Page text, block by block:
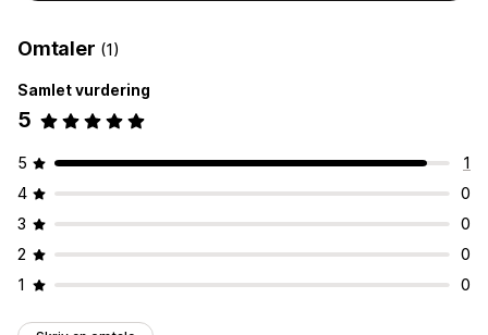
Omtaler (1)
Samlet vurdering
5
5
1
4
0
3
0
2
0
1
0